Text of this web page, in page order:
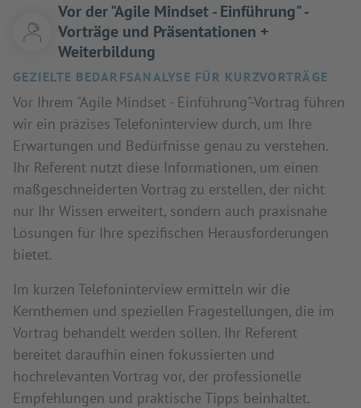
Vor der "Agile Mindset - Einführung" -
Vorträge und Präsentationen +
Weiterbildung
GEZIELTE BEDARFSANALYSE FÜR KURZVORTRÄGE
Vor Ihrem "Agile Mindset - Einführung"-Vortrag führen
wir ein präzises Telefoninterview durch, um Ihre
Erwartungen und Bedürfnisse genau zu verstehen.
Ihr Referent nutzt diese Informationen, um einen
maßgeschneiderten Vortrag zu erstellen, der nicht
nur Ihr Wissen erweitert, sondern auch praxisnahe
Lösungen für Ihre spezifischen Herausforderungen
bietet.
Im kurzen Telefoninterview ermitteln wir die
Kernthemen und speziellen Fragestellungen, die im
Vortrag behandelt werden sollen. Ihr Referent
bereitet daraufhin einen fokussierten und
hochrelevanten Vortrag vor, der professionelle
Empfehlungen und praktische Tipps beinhaltet.